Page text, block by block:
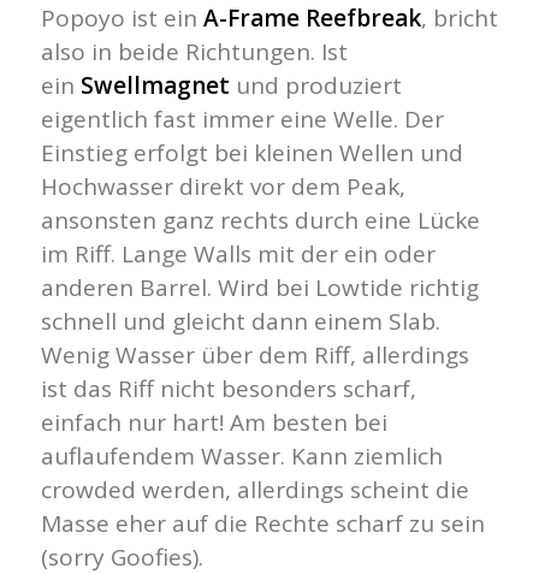
Popoyo ist ein A-Frame Reefbreak, bricht
also in beide Richtungen. Ist
ein Swellmagnet und produziert
eigentlich fast immer eine Welle. Der
Einstieg erfolgt bei kleinen Wellen und
Hochwasser direkt vor dem Peak,
ansonsten ganz rechts durch eine Lücke
im Riff. Lange Walls mit der ein oder
anderen Barrel. Wird bei Lowtide richtig
schnell und gleicht dann einem Slab.
Wenig Wasser über dem Riff, allerdings
ist das Riff nicht besonders scharf,
einfach nur hart! Am besten bei
auflaufendem Wasser. Kann ziemlich
crowded werden, allerdings scheint die
Masse eher auf die Rechte scharf zu sein
(sorry Goofies).